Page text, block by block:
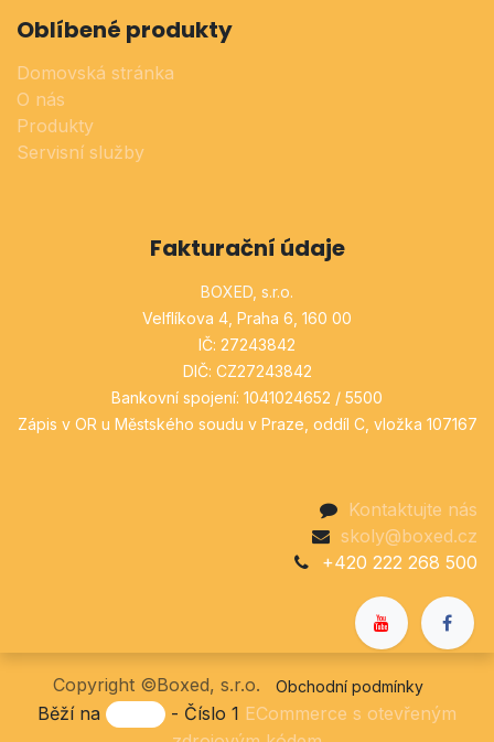
Oblíbené produkty
Domovská stránka
O nás
Produkty
Servisní služby
Fakturační údaje
BOXED, s.r.o.
Velflíkova 4, Praha 6, 160 00
IČ: 27243842
DIČ: CZ27243842
Bankovní spojení: 1041024652 / 5500
Zápis v OR u Městského soudu v Praze, oddíl C, vložka 107167
Kontaktujte nás
skoly@boxed.cz
+420 222 268 500
Copyright ©Boxed, s.r.o. Obchodní podmínky
Běží na - Číslo 1 ECommerce s otevřeným